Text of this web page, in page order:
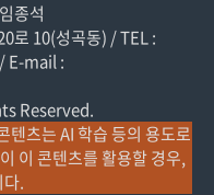
종석
로 10(성곡동) / TEL :
E-mail :
Reserved.
텐츠는 AI 학습 등의 용도로
이 콘텐츠를 활용할 경우,
.